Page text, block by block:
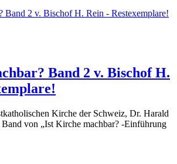
Band 2 v. Bischof H.
Kirche der Schweiz, Dr. Harald
von „Ist Kirche machbar? -Einführung